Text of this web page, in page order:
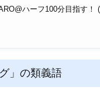
ハーフ100分目指す！
」の類義語